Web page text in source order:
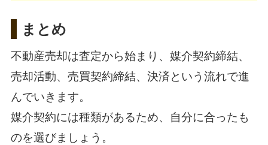
まとめ
不動産売却は査定から始まり、媒介契約締結、
売却活動、売買契約締結、決済という流れで進
んでいきます。
媒介契約には種類があるため、自分に合ったも
のを選びましょう。